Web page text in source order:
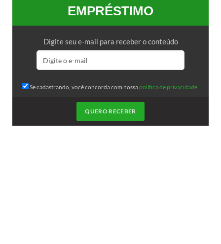
EMPRÉSTIMO
Digite seu e-mail para receber o conteúdo
Se cadastrando, você concorda com nossa política de privacidade.
QUERO RECEBER